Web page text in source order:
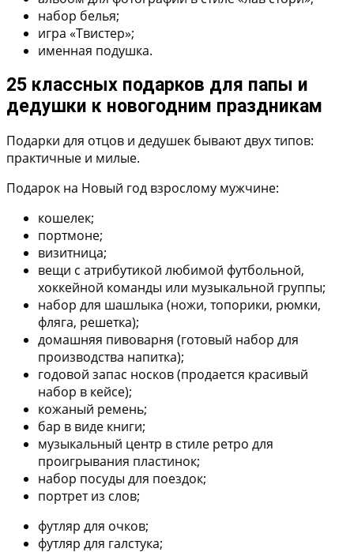
набор белья;
игра «Твистер»;
именная подушка.
25 классных подарков для папы и
дедушки к новогодним праздникам
Подарки для отцов и дедушек бывают двух типов:
практичные и милые.
Подарок на Новый год взрослому мужчине:
кошелек;
портмоне;
визитница;
вещи с атрибутикой любимой футбольной,
хоккейной команды или музыкальной группы;
набор для шашлыка (ножи, топорики, рюмки,
фляга, решетка);
домашняя пивоварня (готовый набор для
производства напитка);
годовой запас носков (продается красивый
набор в кейсе);
кожаный ремень;
бар в виде книги;
музыкальный центр в стиле ретро для
проигрывания пластинок;
набор посуды для поездок;
портрет из слов;
футляр для очков;
футляр для галстука;